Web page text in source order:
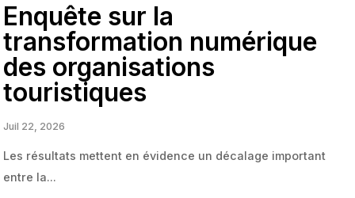
Enquête sur la
transformation numérique
des organisations
touristiques
Juil 22, 2026
Les résultats mettent en évidence un décalage important
entre la...